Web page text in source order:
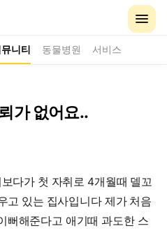
니티 동물병원 서비스
가 없어요..
다가 첫 자취로 4개월때 델꼬
고 있는 집사입니다 제가 처음
뻐해준다고 애기때 과도한 스